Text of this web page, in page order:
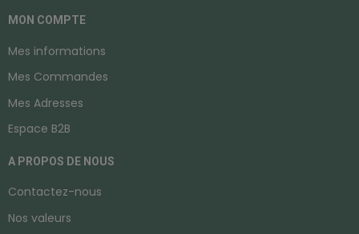
MON COMPTE
Mes informations
Mes Commandes
Mes Adresses
Espace B2B
A PROPOS DE NOUS
Contactez-nous
Nos valeurs